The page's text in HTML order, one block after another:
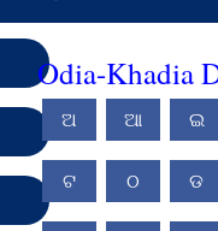
Odia-Khadia
ଅ ଆ ଇ
ଟ ଠ ଡ